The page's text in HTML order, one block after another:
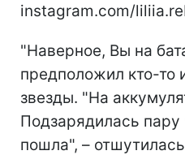
instagram.com/
"Наверное, Вы на
предположил кто-то
звезды. "На
Подзарядилась
пошла", –